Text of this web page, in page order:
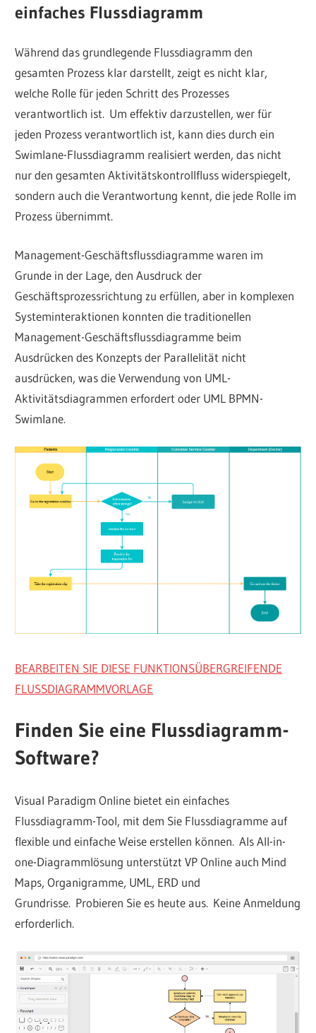
einfaches Flussdiagramm
Während das grundlegende Flussdiagramm den
gesamten Prozess klar darstellt, zeigt es nicht klar,
welche Rolle für jeden Schritt des Prozesses
verantwortlich ist. Um effektiv darzustellen, wer für
jeden Prozess verantwortlich ist, kann dies durch ein
Swimlane-Flussdiagramm realisiert werden, das nicht
nur den gesamten Aktivitätskontrollfluss widerspiegelt,
sondern auch die Verantwortung kennt, die jede Rolle im
Prozess übernimmt.
Management-Geschäftsflussdiagramme waren im
Grunde in der Lage, den Ausdruck der
Geschäftsprozessrichtung zu erfüllen, aber in komplexen
Systeminteraktionen konnten die traditionellen
Management-Geschäftsflussdiagramme beim
Ausdrücken des Konzepts der Parallelität nicht
ausdrücken, was die Verwendung von UML-
Aktivitätsdiagrammen erfordert oder UML BPMN-
Swimlane.
BEARBEITEN SIE DIESE FUNKTIONSÜBERGREIFENDE
FLUSSDIAGRAMMVORLAGE
Finden Sie eine Flussdiagramm-
Software?
Visual Paradigm Online bietet ein einfaches
Flussdiagramm-Tool, mit dem Sie Flussdiagramme auf
flexible und einfache Weise erstellen können. Als All-in-
one-Diagrammlösung unterstützt VP Online auch Mind
Maps, Organigramme, UML, ERD und
Grundrisse. Probieren Sie es heute aus. Keine Anmeldung
erforderlich.